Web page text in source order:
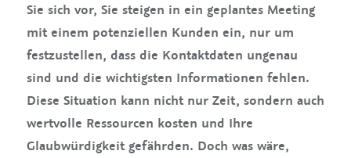
Sie sich vor, Sie steigen in ein geplantes Meeting
mit einem potenziellen Kunden ein, nur um
festzustellen, dass die Kontaktdaten ungenau
sind und die wichtigsten Informationen fehlen.
Diese Situation kann nicht nur Zeit, sondern auch
wertvolle Ressourcen kosten und Ihre
Glaubwürdigkeit gefährden. Doch was wäre,